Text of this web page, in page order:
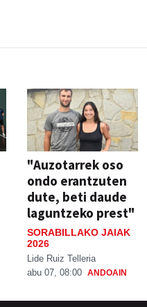
"Auzotarrek oso
ondo erantzuten
dute, beti daude
laguntzeko prest"
SORABILLAKO JAIAK
2026
Lide Ruiz Telleria
abu 07, 08:00 ANDOAIN